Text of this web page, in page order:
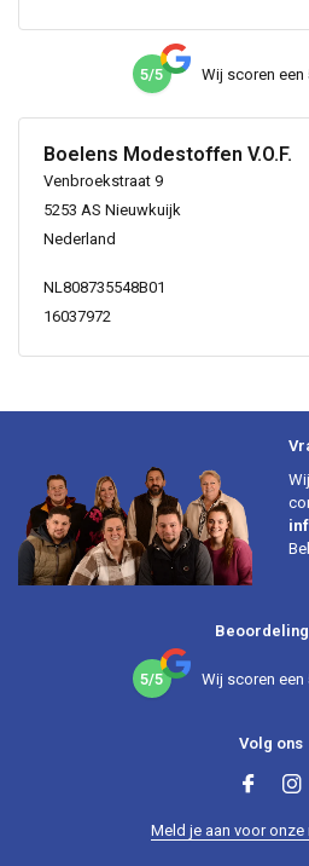
5/5 Wij scoren een
Boelens Modestoffen V.O.F.
Venbroekstraat 9
5253 AS Nieuwkuijk
Nederland
NL808735548B01
16037972
Bel
5/5 Wij scoren een
Volg ons
Meld je aan voor